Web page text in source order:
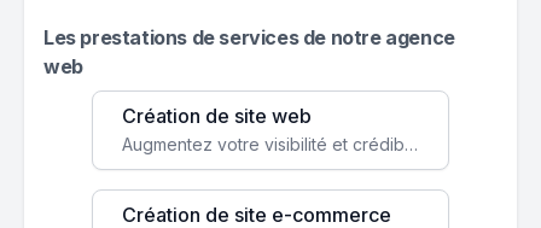
Les prestations de services de notre agence
web
Création de site web
Augmentez votre visibilité et crédibilité en ligne avec un site web performant, conçu pour attirer plus de clients.
Création de site e-commerce